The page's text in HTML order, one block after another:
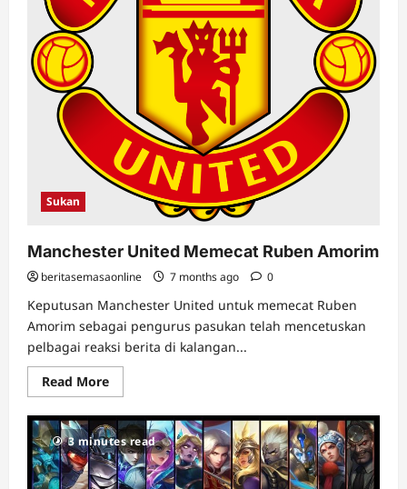
Sukan
Manchester United Memecat Ruben Amorim
beritasemasaonline 7 months ago 0
Keputusan Manchester United untuk memecat Ruben
Amorim sebagai pengurus pasukan telah mencetuskan
pelbagai reaksi berita di kalangan...
Read MoreRead
more
Manchester
United
Memecat
Ruben
Amorim
3 minutes read